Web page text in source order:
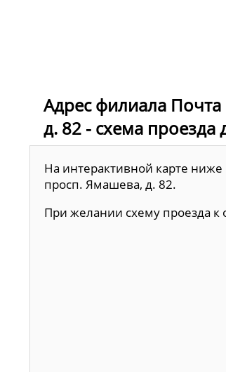
Адрес филиала Почта
д. 82 - схема проезда
На интерактивной карте ниже
просп. Ямашева, д. 82.
При желании схему проезда